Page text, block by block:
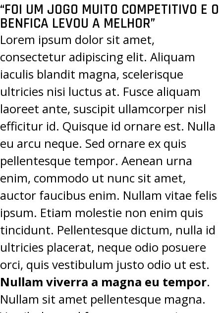
“FOI UM JOGO MUITO COMPETITIVO E O
BENFICA LEVOU A MELHOR”
Lorem ipsum dolor sit amet,
consectetur adipiscing elit. Aliquam
iaculis blandit magna, scelerisque
ultricies nisi luctus at. Fusce aliquam
laoreet ante, suscipit ullamcorper nisl
efficitur id. Quisque id ornare est. Nulla
eu arcu neque. Sed ornare ex quis
pellentesque tempor. Aenean urna
enim, commodo ut nunc sit amet,
auctor faucibus enim. Nullam vitae felis
ipsum. Etiam molestie non enim quis
tincidunt. Pellentesque dictum, nulla id
ultricies placerat, neque odio posuere
orci, quis vestibulum justo odio ut est.
Nullam viverra a magna eu tempor.
Nullam sit amet pellentesque magna.